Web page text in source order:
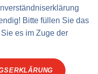
Bitte füllen Sie das
es im Zuge der